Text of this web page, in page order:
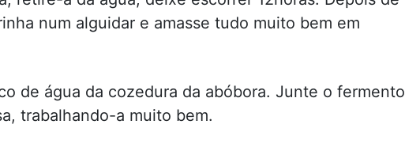
num alguidar e amasse tudo muito bem em
de água da cozedura da abóbora. Junte o fermento
trabalhando-a muito bem.